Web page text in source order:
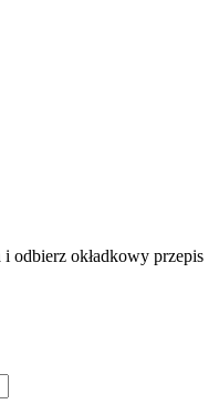
odbierz okładkowy przepis